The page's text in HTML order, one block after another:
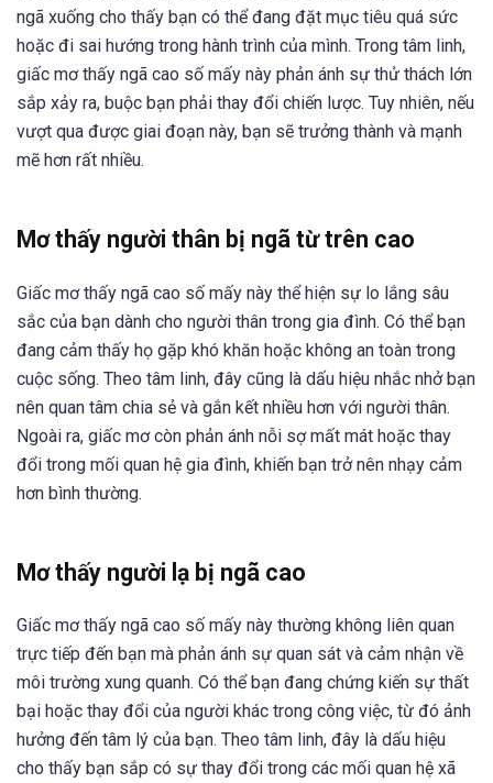
ngã xuống cho thấy bạn có thể đang đặt mục tiêu quá sức
hoặc đi sai hướng trong hành trình của mình. Trong tâm linh,
giấc mơ thấy ngã cao số mấy này phản ánh sự thử thách lớn
sắp xảy ra, buộc bạn phải thay đổi chiến lược. Tuy nhiên, nếu
vượt qua được giai đoạn này, bạn sẽ trưởng thành và mạnh
mẽ hơn rất nhiều.
Mơ thấy người thân bị ngã từ trên cao
Giấc mơ thấy ngã cao số mấy này thể hiện sự lo lắng sâu
sắc của bạn dành cho người thân trong gia đình. Có thể bạn
đang cảm thấy họ gặp khó khăn hoặc không an toàn trong
cuộc sống. Theo tâm linh, đây cũng là dấu hiệu nhắc nhở bạn
nên quan tâm chia sẻ và gắn kết nhiều hơn với người thân.
Ngoài ra, giấc mơ còn phản ánh nỗi sợ mất mát hoặc thay
đổi trong mối quan hệ gia đình, khiến bạn trở nên nhạy cảm
hơn bình thường.
Mơ thấy người lạ bị ngã cao
Giấc mơ thấy ngã cao số mấy này thường không liên quan
trực tiếp đến bạn mà phản ánh sự quan sát và cảm nhận về
môi trường xung quanh. Có thể bạn đang chứng kiến sự thất
bại hoặc thay đổi của người khác trong công việc, từ đó ảnh
hưởng đến tâm lý của bạn. Theo tâm linh, đây là dấu hiệu
cho thấy bạn sắp có sự thay đổi trong các mối quan hệ xã